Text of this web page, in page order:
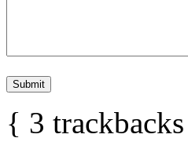
{ 3 trackbacks